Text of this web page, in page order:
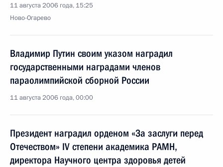
11 августа 2006 года, 15:25
Ново-Огарево
Владимир Путин своим указом наградил
государственными наградами членов
параолимпийской сборной России
11 августа 2006 года, 00:00
Президент наградил орденом «За заслуги перед
Отечеством» IV степени академика РАМН,
директора Научного центра здоровья детей